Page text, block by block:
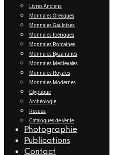
Livres Anciens
Monnaies Grecques
Monnaies Gauloises
Monnaies Ibériques
Monnaies Romaines
Monnaies Byzantines
Monnaies Médiévales
Monnaies Royales
Monnaies Modernes
Glyptique
Archéologie
Revues
Catalogues de Vente
Photographie
Publications
Contact